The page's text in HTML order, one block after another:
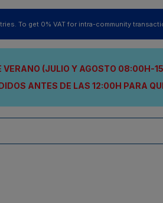
To get 0% VAT for intra-community
VERANO (JULIO Y AGOSTO 08:00H-
ANTES DE LAS 12:00H PARA